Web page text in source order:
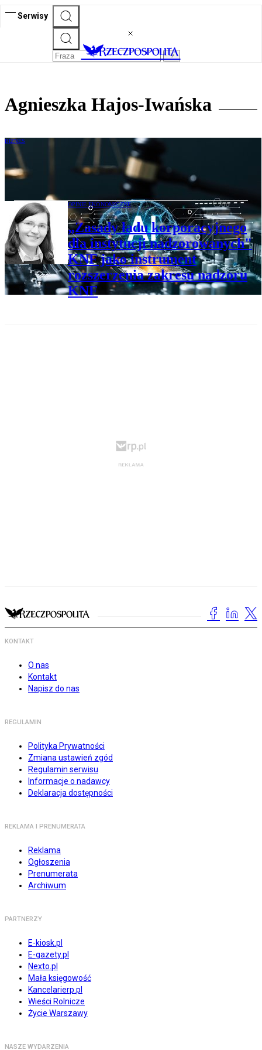
Serwisy
Agnieszka Hajos-Iwańska
BIZNES
Ochrona praw osób kontra sztuczna
inteligencja
OPINIE EKONOMICZNE
„Zasady ładu korporacyjnego
dla instytucji nadzorowanych"
KNF jako instrument
rozszerzenia zakresu nadzoru
KNF
KONTAKT
O nas
Kontakt
Napisz do nas
REGULAMIN
Polityka Prywatności
Zmiana ustawień zgód
Regulamin serwisu
Informacje o nadawcy
Deklaracja dostępności
REKLAMA I PRENUMERATA
Reklama
Ogłoszenia
Prenumerata
Archiwum
PARTNERZY
E-kiosk.pl
E-gazety.pl
Nexto.pl
Mała księgowość
Kancelarierp.pl
Wieści Rolnicze
Życie Warszawy
NASZE WYDARZENIA